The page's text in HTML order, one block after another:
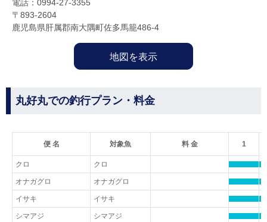
電話：0994-27-3355
〒893-2604
鹿児島県肝属郡南大隅町佐多馬籠486-4
地図を表示
丸好丸での釣行プラン・料金
便 名 対象魚 料 金 1
クロ クロ
オナガグロ オナガグロ
イサキ イサキ
シマアジ シマアジ